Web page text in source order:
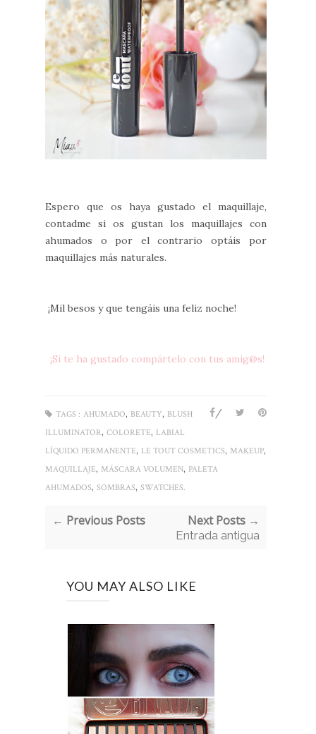
Espero que os haya gustado el maquillaje,
contadme si os gustan los maquillajes con
ahumados o por el contrario optáis por
maquillajes más naturales.
¡Mil besos y que tengáis una feliz noche!
¡Si te ha gustado compártelo con tus amig@s!
/
TAGS : AHUMADO, BEAUTY, BLUSH
ILLUMINATOR, COLORETE, LABIAL
LÍQUIDO PERMANENTE, LE TOUT COSMETICS, MAKEUP,
MAQUILLAJE, MÁSCARA VOLUMEN, PALETA
AHUMADOS, SOMBRAS, SWATCHES.
← Previous Posts Next Posts →
Entrada antigua
YOU MAY ALSO LIKE